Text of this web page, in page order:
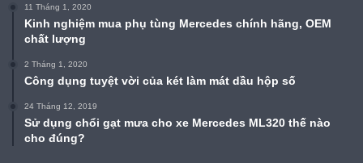
11 Tháng 1, 2020
Kinh nghiệm mua phụ tùng Mercedes chính hãng, OEM
chất lượng
2 Tháng 1, 2020
Công dụng tuyệt vời của két làm mát dầu hộp số
24 Tháng 12, 2019
Sử dụng chổi gạt mưa cho xe Mercedes ML320 thế nào
cho đúng?